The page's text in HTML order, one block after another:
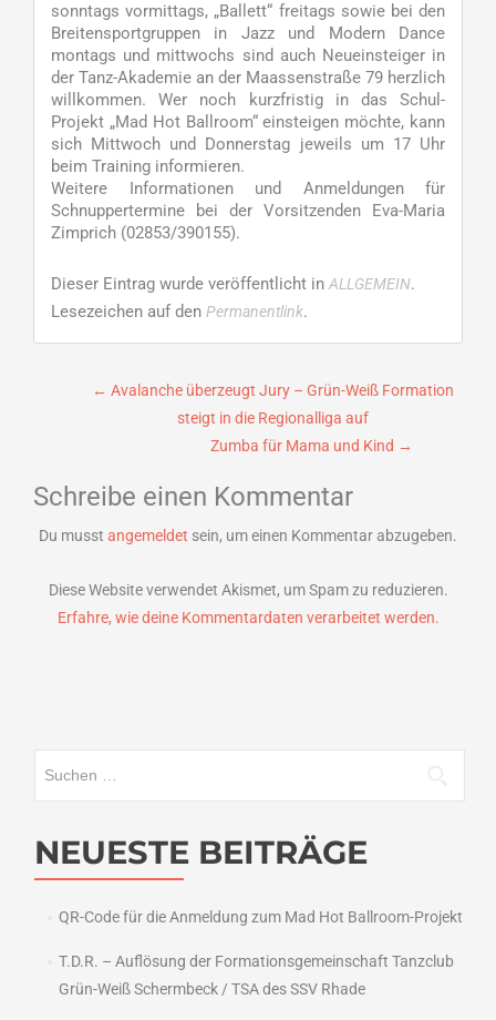
sonntags vormittags, „Ballett“ freitags sowie bei den
Breitensportgruppen in Jazz und Modern Dance
montags und mittwochs sind auch Neueinsteiger in
der Tanz-Akademie an der Maassenstraße 79 herzlich
willkommen. Wer noch kurzfristig in das Schul-
Projekt „Mad Hot Ballroom“ einsteigen möchte, kann
sich Mittwoch und Donnerstag jeweils um 17 Uhr
beim Training informieren.
Weitere Informationen und Anmeldungen für
Schnuppertermine bei der Vorsitzenden Eva-Maria
Zimprich (02853/390155).
Dieser Eintrag wurde veröffentlicht in ALLGEMEIN.
Lesezeichen auf den Permanentlink.
Beitragsnavigation
← Avalanche überzeugt Jury – Grün-Weiß Formation
steigt in die Regionalliga auf
Zumba für Mama und Kind →
Schreibe einen Kommentar
Du musst angemeldet sein, um einen Kommentar abzugeben.
Diese Website verwendet Akismet, um Spam zu reduzieren.
Erfahre, wie deine Kommentardaten verarbeitet werden.
NEUESTE BEITRÄGE
QR-Code für die Anmeldung zum Mad Hot Ballroom-Projekt
T.D.R. – Auflösung der Formationsgemeinschaft Tanzclub
Grün-Weiß Schermbeck / TSA des SSV Rhade